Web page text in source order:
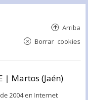
Arriba
Borrar cookies
| Martos (Jaén)
2004 en Internet